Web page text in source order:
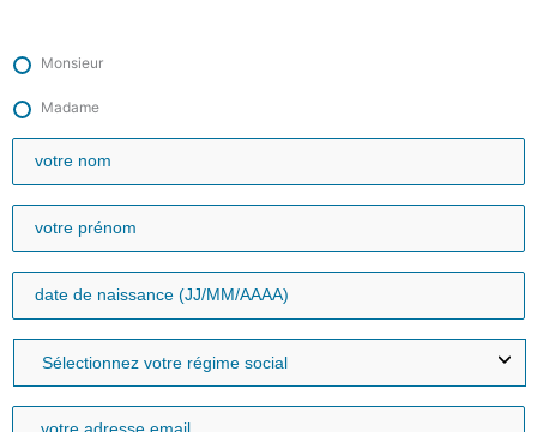
Monsieur
Madame